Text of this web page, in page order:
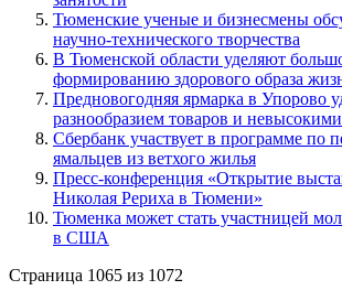
Тюменские ученые и бизнесмены
научно-технического творчества
В Тюменской области уделяют
формированию здорового образа
Предновогодняя ярмарка в Упорово
разнообразием товаров и
Сбербанк участвует в программе по
ямальцев из ветхого жилья
Пресс-конференция «Открытие
Николая Рериха в Тюмени»
Тюменка может стать участницей
в США
Страница 1065 из 1072